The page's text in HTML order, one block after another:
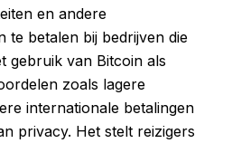
en andere
te betalen bij bedrijven die
gebruik van Bitcoin als
zoals lagere
internationale betalingen
privacy. Het stelt reizigers